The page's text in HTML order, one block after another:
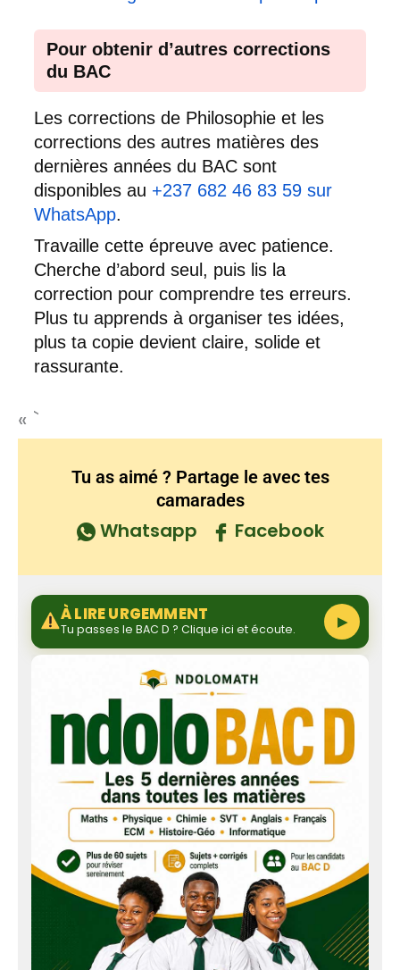
Pour obtenir d’autres corrections
du BAC
Les corrections de Philosophie et les
corrections des autres matières des
dernières années du BAC sont
disponibles au +237 682 46 83 59 sur
WhatsApp.
Travaille cette épreuve avec patience.
Cherche d’abord seul, puis lis la
correction pour comprendre tes erreurs.
Plus tu apprends à organiser tes idées,
plus ta copie devient claire, solide et
rassurante.
« `
Tu as aimé ? Partage le avec tes
camarades
Whatsapp Facebook
À LIRE URGEMMENT
Tu passes le BAC D ? Clique ici et écoute. ▶